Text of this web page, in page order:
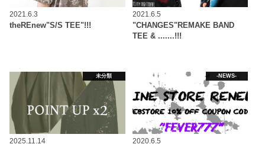
2021.6.3
theREnew"S/S TEE"!!!
2021.6.5
"CHANGES"REMAKE BAND
TEE & .......!!!
未分類
2025.11.14
-NEWS-
2020.6.5